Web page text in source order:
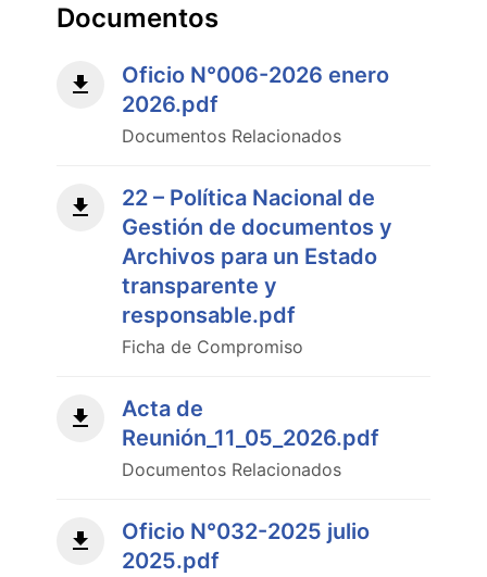
Documentos
Oficio N°006-2026 enero
2026.pdf
Documentos Relacionados
22 – Política Nacional de
Gestión de documentos y
Archivos para un Estado
transparente y
responsable.pdf
Ficha de Compromiso
Acta de
Reunión_11_05_2026.pdf
Documentos Relacionados
Oficio N°032-2025 julio
2025.pdf